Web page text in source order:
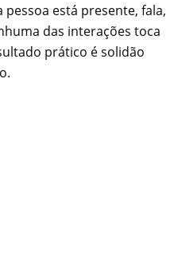
está presente, fala,
das interações toca
prático é solidão